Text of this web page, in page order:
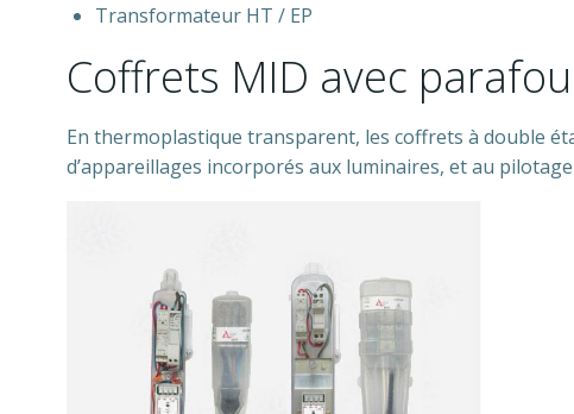
Transformateur HT / EP
Coffrets MID avec
En thermoplastique transparent, les coffrets à double
d’appareillages incorporés aux luminaires, et au